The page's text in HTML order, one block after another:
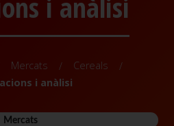
Mercats
Cereals
i anàlisi
Mercats